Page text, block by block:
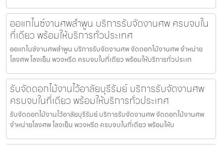
ออแกไนซ์งานศพลำพูน บริการรับจัดงานศพ ครบจบใน
ที่เดียว พร้อมให้บริการทั่วประเทศ
ออแกไนซ์งานศพลำพูน บริการรับจัดงานศพ จัดดอกไม้งานศพ จำหน่าย
โลงศพ โลงเย็น พวงหรีด ครบจบในที่เดียว พร้อมให้บริการทั่วประเท
รับจัดดอกไม้งานไว้อาลัยบุรีรัมย์ บริการรับจัดงานศพ
ครบจบในที่เดียว พร้อมให้บริการทั่วประเทศ
รับจัดดอกไม้งานไว้อาลัยบุรีรัมย์ บริการรับจัดงานศพ จัดดอกไม้งานศพ
จำหน่ายโลงศพ โลงเย็น พวงหรีด ครบจบในที่เดียว พร้อมให้บ